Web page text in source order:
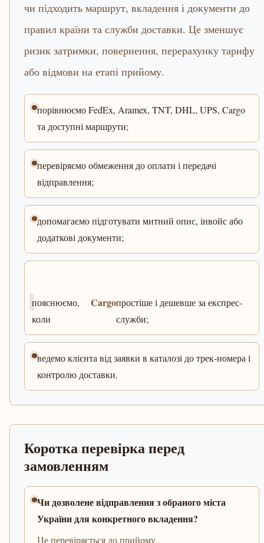
чи підходить маршрут, вкладення і документи до
правил країни та служби доставки. Це зменшує
ризик затримки, повернення, перерахунку тарифу
або відмови на етапі прийому.
порівнюємо FedEx, Aramex, TNT, DHL, UPS, Cargo
та доступні маршрути;
перевіряємо обмеження до оплати і передачі
відправлення;
допомагаємо підготувати митний опис, інвойс або
додаткові документи;
пояснюємо,
коли
Cargoпростіше і дешевше за експрес-
служби;
ведемо клієнта від заявки в каталозі до трек-номера і
контролю доставки.
Коротка перевірка перед
замовленням
Чи дозволене відправлення з обраного міста
України для конкретного вкладення?
Це перевіряється до прийому.